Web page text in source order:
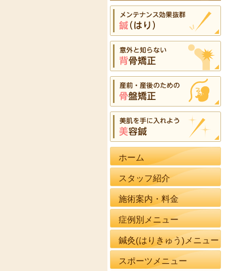
ホーム
スタッフ紹介
施術案内・料金
症例別メニュー
鍼灸(はりきゅう)メニュー
スポーツメニュー